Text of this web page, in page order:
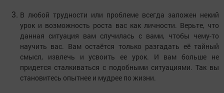
В любой трудности или проблеме всегда заложен некий
урок и возможность роста вас как личности. Верьте, что
данная ситуация вам случилась с вами, чтобы чему-то
научить вас. Вам остаётся только разгадать её тайный
смысл, извлечь и усвоить ее урок. И вам больше не
придется сталкиваться с подобными ситуациями. Так вы
становитесь опытнее и мудрее по жизни.